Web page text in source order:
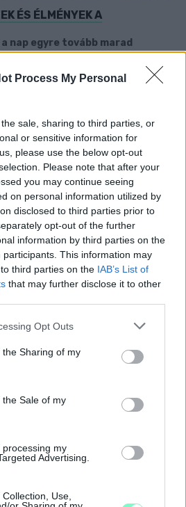
Process My Personal
sale, sharing to third parties, or
or sensitive information for
please use the below opt-out
Please note that after your
you may continue seeing
on personal information utilized by
disclosed to third parties prior to
opt-out of the further
information by third parties on the
participants. This information may
third parties on the IAB’s List of
that may further disclose it to other
app uses one or more Google
usage behaviour. You may click to
Google and its third-party tags to
purposes in below Google
Opt Outs
Sharing of my
Sale of my
my
Advertising.
Use,
ÉS ÉLMÉNYEK A
nap egyre tovább marad
kedve kirándulni a
NEM VOLT ILYEN
MAGYARORSZÁGON
1,2 százalékkal emelkedtek
fogyasztói árak, miközben az